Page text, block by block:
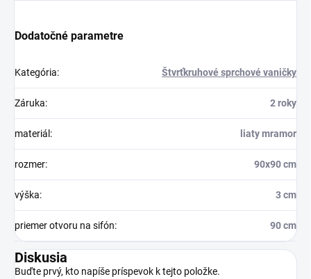
Dodatočné parametre
Kategória: Štvrťkruhové sprchové vaničky
Záruka: 2 roky
materiál : liaty mramor
rozmer: 90x90 cm
výška: 3 cm
priemer otvoru na sifón: 90 cm
Diskusia
Buďte prvý, kto napíše príspevok k tejto položke.